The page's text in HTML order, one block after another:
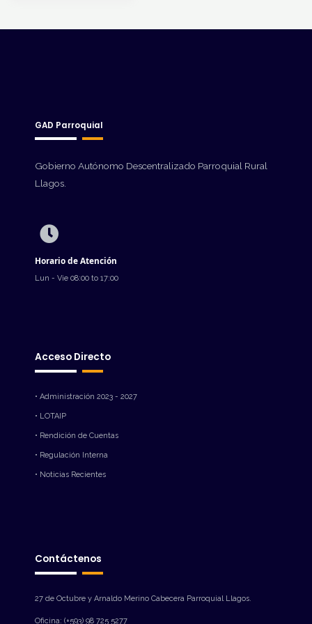
GAD Parroquial
Gobierno Autónomo Descentralizado Parroquial Rural
Llagos.
Horario de Atención
Lun - Vie 08:00 to 17:00
Acceso Directo
• Administración 2023 - 2027
• LOTAIP
• Rendición de Cuentas
• Regulación Interna
• Noticias Recientes
Contáctenos
27 de Octubre y Arnaldo Merino Cabecera Parroquial Llagos.
Oficina: (+593) 98 725 5277